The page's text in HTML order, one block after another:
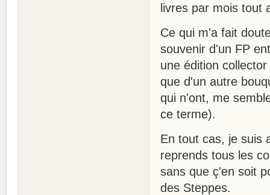
livres par mois tout
Ce qui m'a fait
souvenir d'un FP
une édition
que d'un autre
qui n'ont, me
ce terme).
En tout cas, je suis
reprends tous les
sans que ç'en soit
des Steppes.